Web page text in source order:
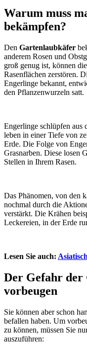
Warum muss
bekämpfen?
Den Gartenlaubkäfer
anderem Rosen und
groß genug ist, können
Rasenflächen zerstören.
Engerlinge bekannt,
den Pflanzenwurzeln satt.
Engerlinge schlüpfen aus
leben in einer Tiefe von
Erde. Die Folge von
Grasnarben. Diese losen
Stellen in Ihrem Rasen.
Das Phänomen, von den
nochmal durch die
verstärkt. Die Krähen
Leckereien, in der Erde
Lesen Sie auch:
Der Gefahr
vorbeugen
Sie können aber schon
befallen haben. Um
zu können, müssen Sie
auszuführen: